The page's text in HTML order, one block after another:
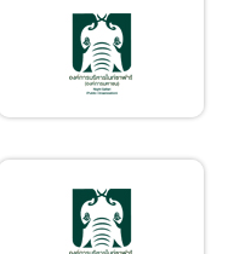
ประกาศผู้ชนะการเสนอราคา
จ้างฝึกและแสดงสัตว์
Tiger Show ประจำปี 2565
ระยะเวลา 1 เดือน ตั้งแต่วันที่
1 -28 กุมภาพันธ์ 2565 โดย
วิธีเฉพาะเจาะจง
ประกาศผู้ชนะการเสนอราคา
ซื้อสัตว์โครงการการแสดง